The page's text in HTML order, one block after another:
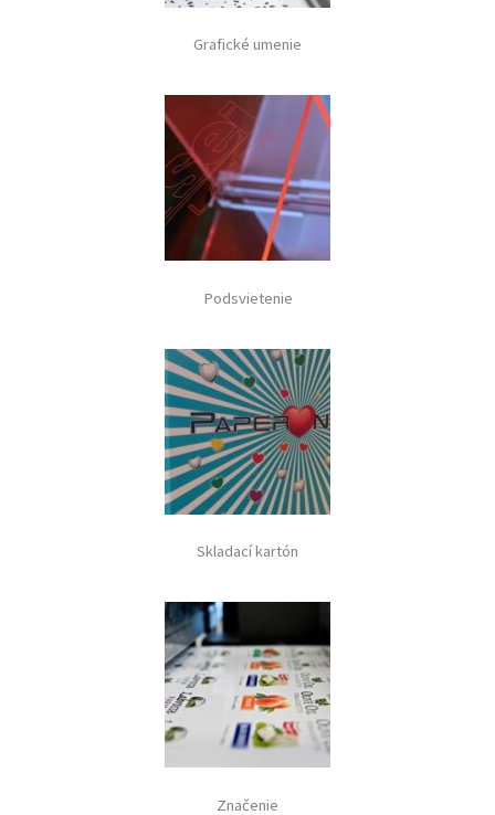
Grafické umenie
Podsvietenie
Skladací kartón
Značenie